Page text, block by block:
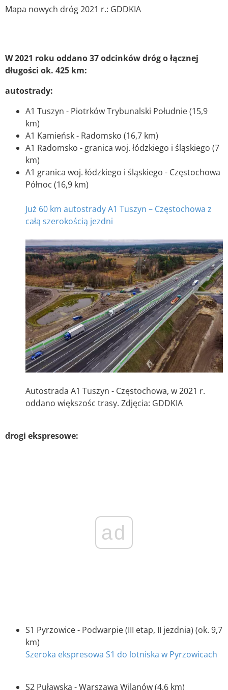
Mapa nowych dróg 2021 r.: GDDKIA
W 2021 roku oddano 37 odcinków dróg o łącznej
długości ok. 425 km:
autostrady:
A1 Tuszyn - Piotrków Trybunalski Południe (15,9
km)
A1 Kamieńsk - Radomsko (16,7 km)
A1 Radomsko - granica woj. łódzkiego i śląskiego (7
km)
A1 granica woj. łódzkiego i śląskiego - Częstochowa
Północ (16,9 km)
Już 60 km autostrady A1 Tuszyn – Częstochowa z
całą szerokością jezdni
Autostrada A1 Tuszyn - Częstochowa, w 2021 r.
oddano większośc trasy. Zdjęcia: GDDKIA
drogi ekspresowe:
ad
S1 Pyrzowice - Podwarpie (III etap, II jezdnia) (ok. 9,7
km)
Szeroka ekspresowa S1 do lotniska w Pyrzowicach
S2 Puławska - Warszawa Wilanów (4,6 km)